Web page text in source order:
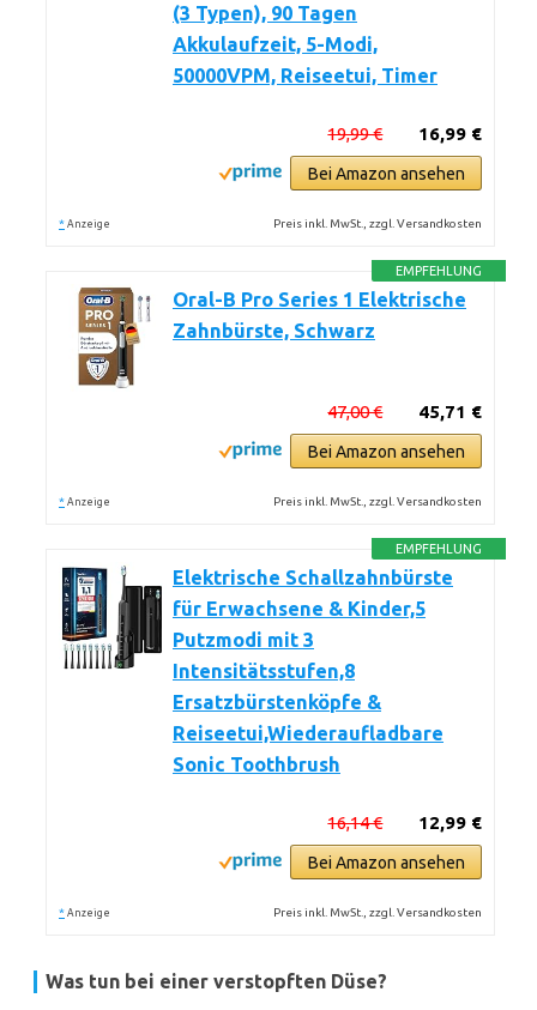
(3 Typen), 90 Tagen
Akkulaufzeit, 5-Modi,
50000VPM, Reiseetui, Timer
16,99 €
19,99 €
Bei Amazon ansehen
* Anzeige Preis inkl. MwSt., zzgl. Versandkosten
EMPFEHLUNG
Oral-B Pro Series 1 Elektrische
Zahnbürste, Schwarz
45,71 €
47,00 €
Bei Amazon ansehen
* Anzeige Preis inkl. MwSt., zzgl. Versandkosten
EMPFEHLUNG
Elektrische Schallzahnbürste
für Erwachsene & Kinder,5
Putzmodi mit 3
Intensitätsstufen,8
Ersatzbürstenköpfe &
Reiseetui,Wiederaufladbare
Sonic Toothbrush
12,99 €
16,14 €
Bei Amazon ansehen
* Anzeige Preis inkl. MwSt., zzgl. Versandkosten
Was tun bei einer verstopften Düse?